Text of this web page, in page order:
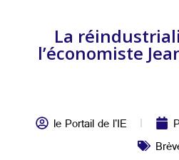
La
l’économiste
le Portail de l'IE